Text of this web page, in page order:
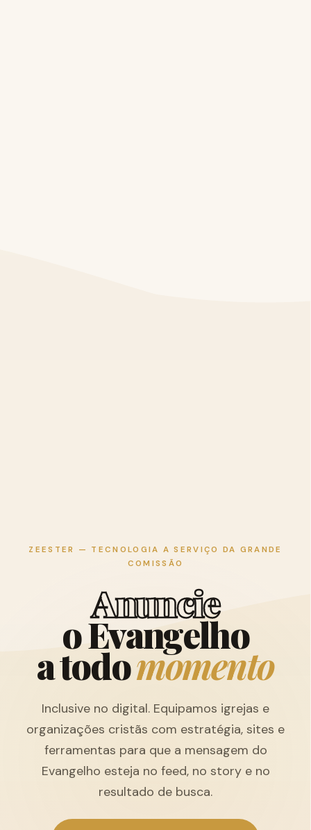
ZEESTER — TECNOLOGIA A SERVIÇO DA GRANDE
COMISSÃO
Anuncie
oEvangelho
atodomomento
Inclusive no digital. Equipamos igrejas e
organizações cristãs com estratégia, sites e
ferramentas para que a mensagem do
Evangelho esteja no feed, no story e no
resultado de busca.